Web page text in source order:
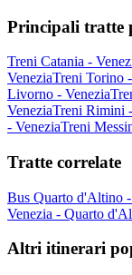
Principali tratte
Treni Catania -
VeneziaTreni Torino
Livorno - Venezia
VeneziaTreni Rimini
- VeneziaTreni
Tratte correlate
Bus Quarto d'Altino -
Venezia - Quarto
Altri itinerari